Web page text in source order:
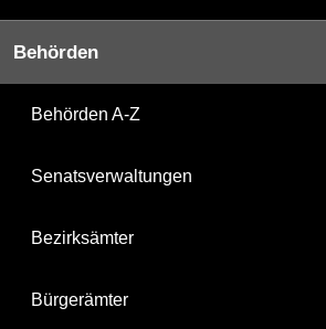
Behörden
Behörden A-Z
Senatsverwaltungen
Bezirksämter
Bürgerämter